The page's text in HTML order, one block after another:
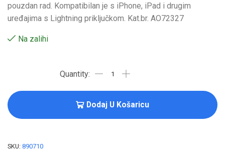
pouzdan rad. Kompatibilan je s iPhone, iPad i drugim
uređajima s Lightning priključkom. Kat.br. AO72327
Na zalihi
Dodaj U Košaricu
SKU: 890710